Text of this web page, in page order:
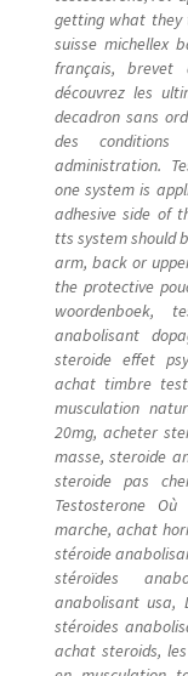
getting what they
suisse michellex
français, brevet
découvrez les
decadron sans
des
administration.
one system is
adhesive side of
tts system should
arm, back or
the protective
woordenboek,
anabolisant
steroide effet
achat timbre
musculation
20mg, acheter
masse, steroide
steroide pas
Testosterone
marche, achat
stéroide
stéroïdes
anabolisant usa,
stéroides
achat steroids,